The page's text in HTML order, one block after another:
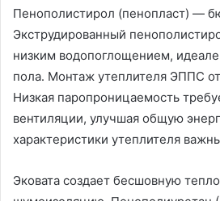
Пенополистирол (пенопласт) —
Экструдированный
низким водопоглощением,
пола․ Монтаж утеплителя ЭППС
Низкая паропроницаемость
вентиляции, улучшая общую
характеристики утеплителя
Эковата создает бесшовную